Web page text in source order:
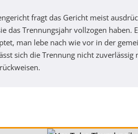
fragt das Gericht meist
das Trennungsjahr vollzogen haben.
man lebe nach wie vor in der
sich die Trennung nicht zuverlässig